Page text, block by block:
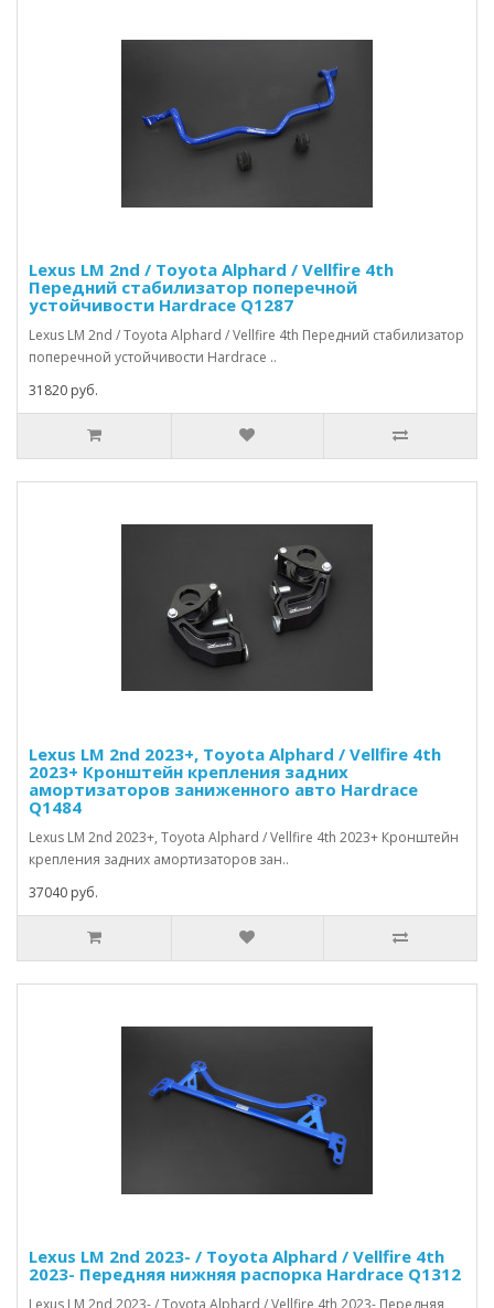
Lexus LM 2nd / Toyota Alphard / Vellfire 4th
Передний стабилизатор поперечной
устойчивости Hardrace Q1287
Lexus LM 2nd / Toyota Alphard / Vellfire 4th Передний стабилизатор
поперечной устойчивости Hardrace ..
31820 руб.
Lexus LM 2nd 2023+, Toyota Alphard / Vellfire 4th
2023+ Кронштейн крепления задних
амортизаторов заниженного авто Hardrace
Q1484
Lexus LM 2nd 2023+, Toyota Alphard / Vellfire 4th 2023+ Кронштейн
крепления задних амортизаторов зан..
37040 руб.
Lexus LM 2nd 2023- / Toyota Alphard / Vellfire 4th
2023- Передняя нижняя распорка Hardrace Q1312
Lexus LM 2nd 2023- / Toyota Alphard / Vellfire 4th 2023- Передняя